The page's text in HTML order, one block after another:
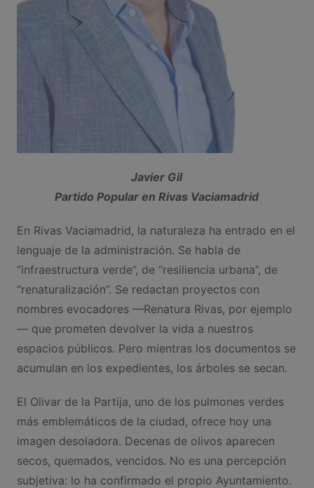
Javier Gil
Partido Popular en Rivas Vaciamadrid
En Rivas Vaciamadrid, la naturaleza ha entrado en el
lenguaje de la administración. Se habla de
“infraestructura verde”, de “resiliencia urbana”, de
“renaturalización”. Se redactan proyectos con
nombres evocadores —Renatura Rivas, por ejemplo
— que prometen devolver la vida a nuestros
espacios públicos. Pero mientras los documentos se
acumulan en los expedientes, los árboles se secan.
El Olivar de la Partija, uno de los pulmones verdes
más emblemáticos de la ciudad, ofrece hoy una
imagen desoladora. Decenas de olivos aparecen
secos, quemados, vencidos. No es una percepción
subjetiva: lo ha confirmado el propio Ayuntamiento.